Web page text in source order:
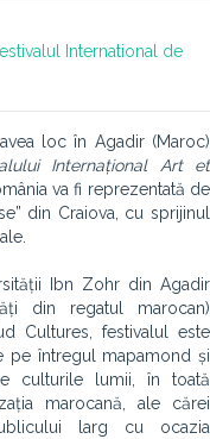
International de
avea loc în Agadir (Maroc)
Internațional Art et
va fi reprezentată de
din Craiova, cu sprijinul
Ibn Zohr din Agadir
din regatul marocan)
Cultures, festivalul este
pe întregul mapamond și
culturile lumii, în toată
marocană, ale cărei
larg cu ocazia